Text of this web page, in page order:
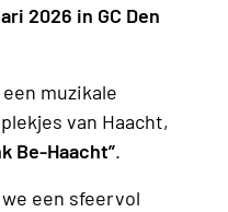
2026 in GC Den
muzikale
van Haacht,
Be-Haacht”.
een sfeervol